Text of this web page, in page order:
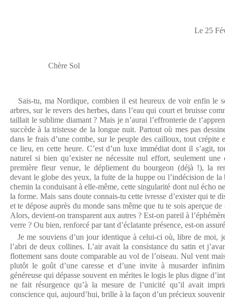
Le 25 Février
Chère Sol
Sais-tu, ma Nordique, combien il est heureux de voir enfin le
arbres, sur le revers des herbes, dans l’eau qui court et bruisse
taillait le sublime diamant ? Mais je n’aurai l’effronterie de
succède à la tristesse de la longue nuit. Partout où mes pas
dans le frais d’une combe, sur le peuple des cailloux, tout crépite
ce lieu, en cette heure. C’est d’un luxe immédiat dont il s’agit,
naturel si bien qu’exister ne nécessite nul effort, seulement
première fleur venue, le dépliement du bourgeon (déjà !), la
devant le globe des yeux, la fuite de la huppe ou l’indécision de la
chemin la conduisant à elle-même, cette singularité dont nul écho
la forme. Mais sans doute connais-tu cette ivresse d’exister qui te
et te dépose auprès du monde sans même que tu te sois aperçue
Alors, devient-on transparent aux autres ? Est-on pareil à
verre ? Ou bien, renforcé par tant d’éclatante présence, est-on
Je me souviens d’un jour identique à celui-ci où, libre de moi,
l’abri de deux collines. L’air avait la consistance du satin et
flottement sans doute comparable au vol de l’oiseau. Nul vent
plutôt le goût d’une caresse et d’une invite à musarder
généreuse qui dépasse souvent en mérites le logis le plus digne
ne fait résurgence qu’à la mesure de l’unicité qu’il avait
conscience qui, aujourd’hui, brille à la façon d’un précieux